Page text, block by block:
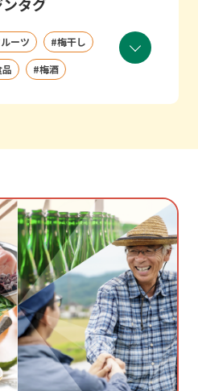
ーツ
梅干し
梅酒
ゆら早生
ぽ柿
橙
菊みかん
栗拾い
桃
みつばち
八朔
シカ肉
み物
白干梅